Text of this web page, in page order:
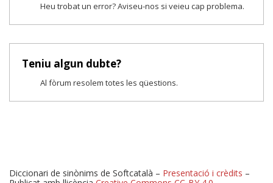
Heu trobat un error? Aviseu-nos si veieu cap problema.
Teniu algun dubte?
Al fòrum resolem totes les qüestions.
Diccionari de sinònims de Softcatalà – Presentació i crèdits –